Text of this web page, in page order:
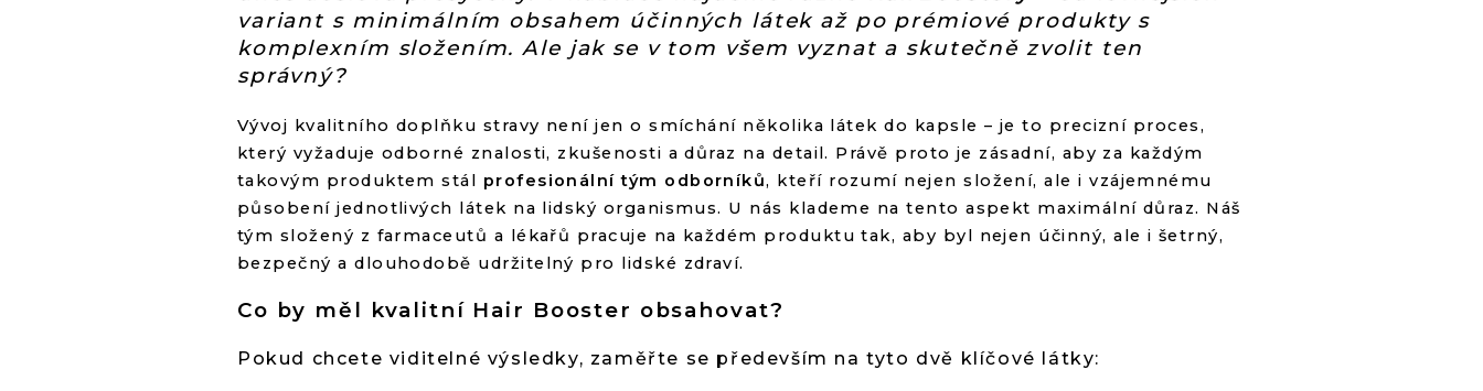
variant s minimálním obsahem účinných látek až po prémiové produkty s
komplexním složením. Ale jak se v tom všem vyznat a skutečně zvolit ten
správný?
Vývoj kvalitního doplňku stravy není jen o smíchání několika látek do kapsle – je to precizní proces,
který vyžaduje odborné znalosti, zkušenosti a důraz na detail. Právě proto je zásadní, aby za každým
takovým produktem stál profesionální tým odborníků, kteří rozumí nejen složení, ale i vzájemnému
působení jednotlivých látek na lidský organismus. U nás klademe na tento aspekt maximální důraz. Náš
tým složený z farmaceutů a lékařů pracuje na každém produktu tak, aby byl nejen účinný, ale i šetrný,
bezpečný a dlouhodobě udržitelný pro lidské zdraví.
Co by měl kvalitní Hair Booster obsahovat?
Pokud chcete viditelné výsledky, zaměřte se především na tyto dvě klíčové látky: